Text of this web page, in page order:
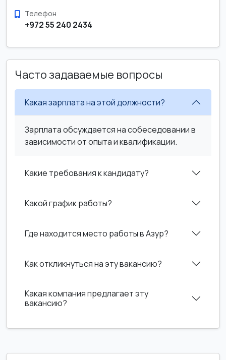
Телефон
+972 55 240 2434
Часто задаваемые вопросы
Какая зарплата на этой должности?
Зарплата обсуждается на собеседовании в
зависимости от опыта и квалификации.
Какие требования к кандидату?
Какой график работы?
Где находится место работы в Азур?
Как откликнуться на эту вакансию?
Какая компания предлагает эту
вакансию?